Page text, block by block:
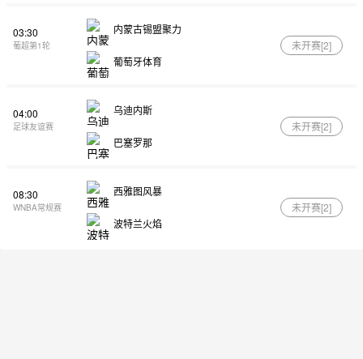
03:30
葡超第1轮
内蒙古锡盟聚力
葡萄牙体育
未开赛[2]
04:00
足球友谊赛
乌迪内斯
巴塞罗那
未开赛[2]
08:30
WNBA常规赛
西雅图风暴
波特兰火焰
未开赛[2]